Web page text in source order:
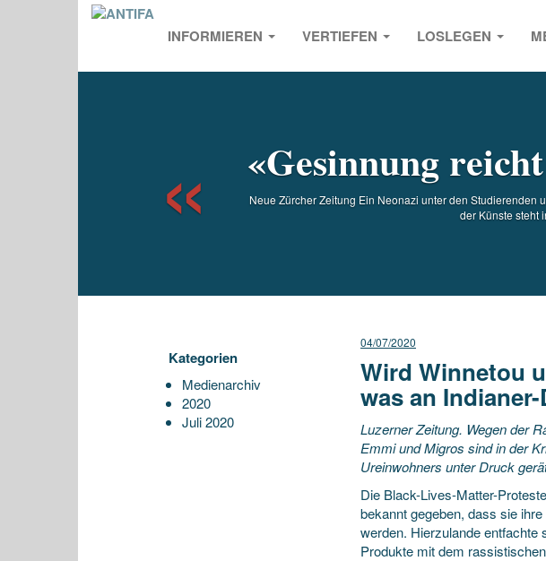
INFORMIEREN VERTIEFEN LOSLEGEN
«Gesinnung
Neue Zürcher Zeitung Ein Neonazi unter den
der Künste steht
Kategorien
Medienarchiv
2020
Juli 2020
04/07/2020
Wird Winnetou
was an
Luzerner Zeitung. Wegen der
Emmi und Migros sind in der
Ureinwohners unter Druck
Die Black-Lives-Matter-
bekannt gegeben, dass sie
werden. Hierzulande entfachte
Produkte mit dem